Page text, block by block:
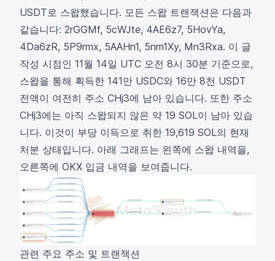
USDT로 스왑했습니다. 모든 스왑 트랜잭션은 다음과
같습니다: 2rGGMf, 5cWJte, 4AE6z7, 5HovYa,
4Da6zR, 5P9rmx, 5AAHn1, 5nm1Xy, Mn3Rxa. 이 글
작성 시점인 11월 14일 UTC 오전 8시 30분 기준으로,
스왑을 통해 획득한 141만 USDC와 16만 8천 USDT
전액이 여전히 주소 CHj3에 남아 있습니다. 또한 주소
CHj3에는 아직 스왑되지 않은 약 19 SOL이 남아 있습
니다. 이것이 부당 이득으로 취한 19,619 SOL의 현재
처분 상태입니다. 아래 그래프는 왼쪽에 스왑 내역을,
오른쪽에 OKX 입금 내역을 보여줍니다.
관련 주요 주소 및 트랜잭션